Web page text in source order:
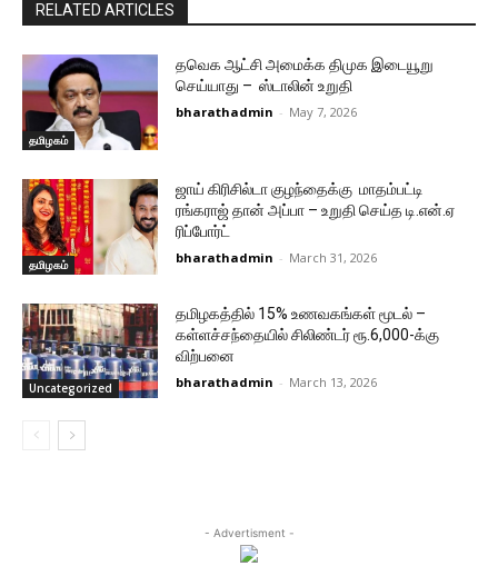
RELATED ARTICLES
தமிழகம்
தவெக ஆட்சி அமைக்க திமுக இடையூறு
செய்யாது – ஸ்டாலின் உறுதி
bharathadmin - May 7, 2026
தமிழகம்
ஜாய் கிரிசில்டா குழந்தைக்கு மாதம்பட்டி
ரங்கராஜ் தான் அப்பா – உறுதி செய்த டி.என்.ஏ
ரிப்போர்ட்
bharathadmin - March 31, 2026
Uncategorized
தமிழகத்தில் 15% உணவகங்கள் மூடல் –
கள்ளச்சந்தையில் சிலிண்டர் ரூ.6,000-க்கு
விற்பனை
bharathadmin - March 13, 2026
- Advertisment -